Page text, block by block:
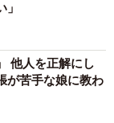
と出会ってく
他人を正解にし
苦手な娘に教わ